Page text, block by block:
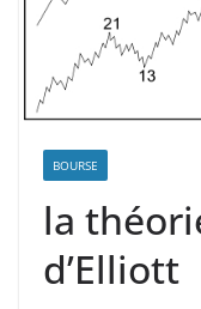
BOURSE
la
d’Elliott